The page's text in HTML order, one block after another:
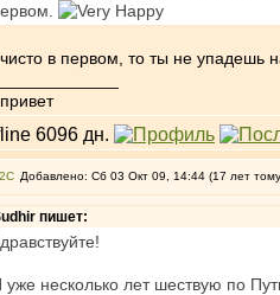
в первом, то ты не упадешь
Добавлено: Сб 03 Окт 09, 14:44 (17 лет
пишет:
уже несколько лет шествую по